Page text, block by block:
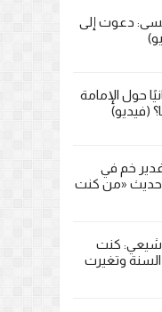
دعوت إلى
حول الإمامة
(فيديو)
خم في
حديث «من كنت
شيعي: كنت
وتغيرت